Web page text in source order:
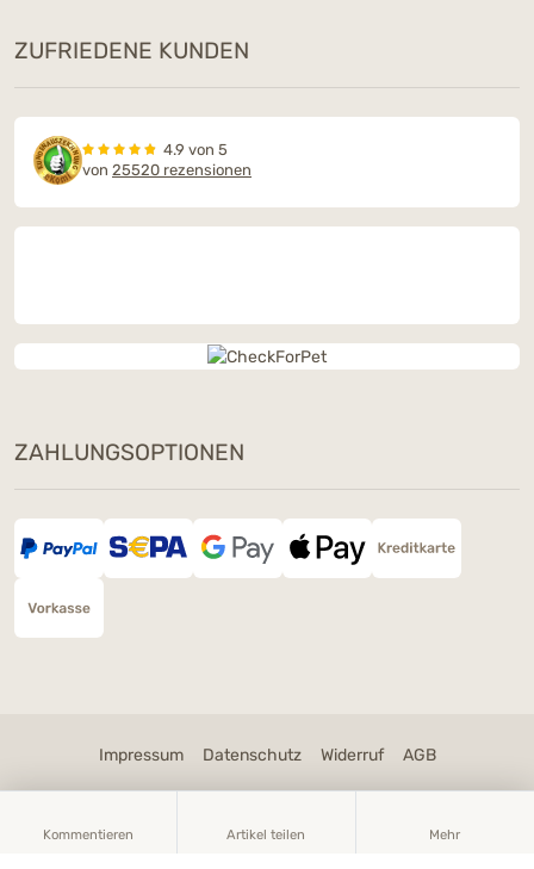
Kommentieren Artikel teilen Mehr
ZUFRIEDENE KUNDEN
4.9 von 5
von 25520 rezensionen
ZAHLUNGSOPTIONEN
Impressum Datenschutz Widerruf AGB